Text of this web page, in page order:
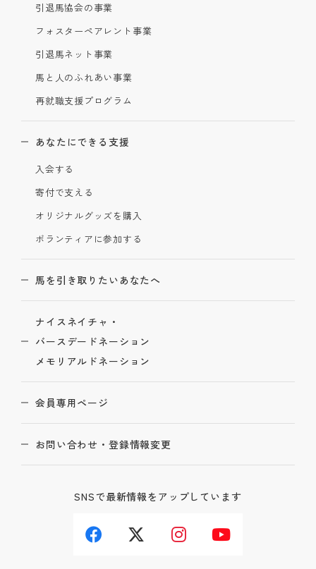
引退馬協会の事業
フォスターペアレント事業
引退馬ネット事業
馬と人のふれあい事業
再就職支援プログラム
あなたにできる支援
入会する
寄付で支える
オリジナルグッズを購入
ボランティアに参加する
馬を引き取りたいあなたへ
ナイスネイチャ・
バースデードネーション
メモリアルドネーション
会員専用ページ
お問い合わせ・登録情報変更
SNSで最新情報をアップしています